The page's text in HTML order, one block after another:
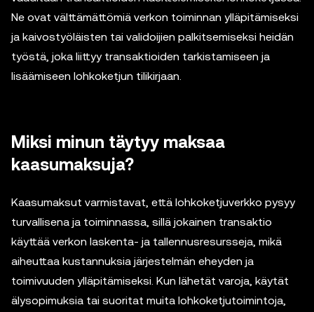
Ne ovat välttämättömiä verkon toiminnan ylläpitämiseksi
ja kaivostyöläisten tai validoijien palkitsemiseksi heidän
työstä, joka liittyy transaktioiden tarkistamiseen ja
lisäämiseen lohkoketjun tilikirjaan.
Miksi minun täytyy maksaa
kaasumaksuja?
Kaasumaksut varmistavat, että lohkoketjuverkko pysyy
turvallisena ja toiminnassa, sillä jokainen transaktio
käyttää verkon laskenta- ja tallennusresursseja, mikä
aiheuttaa kustannuksia järjestelmän eheyden ja
toimivuuden ylläpitämiseksi. Kun lähetät varoja, käytät
älysopimuksia tai suoritat muita lohkoketjutoimintoja,